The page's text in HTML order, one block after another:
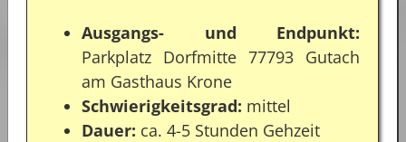
Ausgangs- und Endpunkt:
Parkplatz Dorfmitte 77793 Gutach
am Gasthaus Krone
Schwierigkeitsgrad: mittel
Dauer: ca. 4-5 Stunden Gehzeit